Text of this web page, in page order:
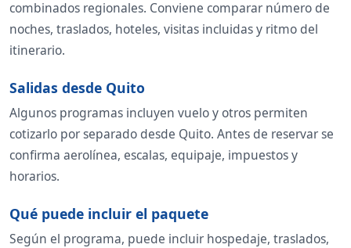
combinados regionales. Conviene comparar número de
noches, traslados, hoteles, visitas incluidas y ritmo del
itinerario.
Salidas desde Quito
Algunos programas incluyen vuelo y otros permiten
cotizarlo por separado desde Quito. Antes de reservar se
confirma aerolínea, escalas, equipaje, impuestos y
horarios.
Qué puede incluir el paquete
Según el programa, puede incluir hospedaje, traslados,